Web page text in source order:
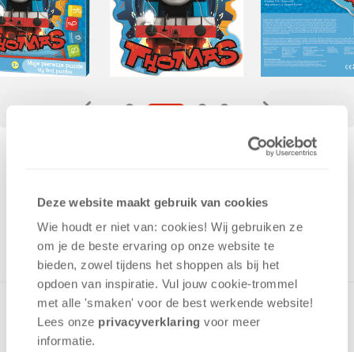
Deze website maakt gebruik van cookies
Wie houdt er niet van: cookies! Wij gebruiken ze
om je de beste ervaring op onze website te
bieden, zowel tijdens het shoppen als bij het
opdoen van inspiratie. Vul jouw cookie-trommel
met alle 'smaken' voor de best werkende website​!
Lees onze privacyverklaring voor meer
informatie.
ONTVANG 40 OVERWINNINGSPUNTEN
UIT HET ASSORTIMENT
De eerste puzzel voor de allerkleinsten! De Baby Fun Puzzel
is gemaakt van grote stukken van stevig karton waarmee
Thomas de Trein gemaakt kan worden.